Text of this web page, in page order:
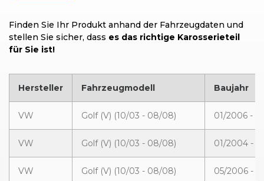
Finden Sie Ihr Produkt anhand der Fahrzeugdaten und
stellen Sie sicher, dass es das richtige Karosserieteil
für Sie ist!
Hersteller Fahrzeugmodell Baujahr
VW Golf (V) (10/03 - 08/08) 01/2006 -
VW Golf (V) (10/03 - 08/08) 01/2004 -
VW Golf (V) (10/03 - 08/08) 05/2006 -